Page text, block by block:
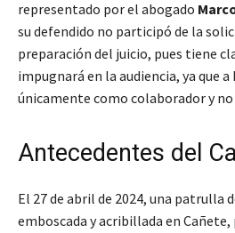
representado por el abogado
su defendido no participó de la
preparación del juicio, pues tiene
impugnará en la audiencia, ya que a
únicamente como colaborador y
Antecedentes del
El 27 de abril de 2024, una patrulla
emboscada y acribillada en